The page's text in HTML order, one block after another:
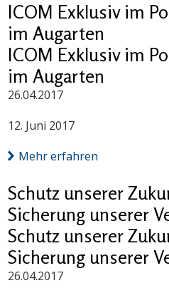
ICOM Exklusiv im
im Augarten
ICOM Exklusiv im
im Augarten
26.04.2017
12. Juni 2017
Mehr erfahren
Schutz unserer
Sicherung unserer
Schutz unserer
Sicherung unserer
26.04.2017